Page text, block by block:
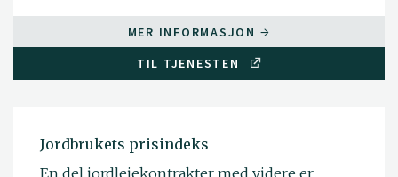
MER INFORMASJON
TIL TJENESTEN
Jordbrukets prisindeks
En del jordleiekontrakter med videre er